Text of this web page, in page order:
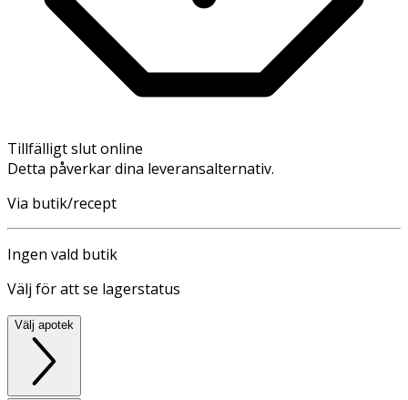
Tillfälligt slut online
Detta påverkar dina leveransalternativ.
Via butik/recept
Ingen vald butik
Välj för att se lagerstatus
Välj apotek